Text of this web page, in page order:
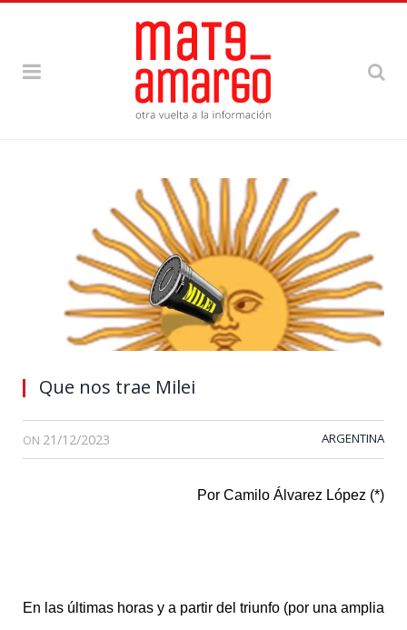
Que nos trae Milei
ON 21/12/2023 ARGENTINA
Por Camilo Álvarez López (*)
En las últimas horas y a partir del triunfo (por una amplia